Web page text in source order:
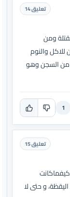
تعليق 14
ومن
والنوم
من السجن وهو
1
تعليق 15
و حتى لا